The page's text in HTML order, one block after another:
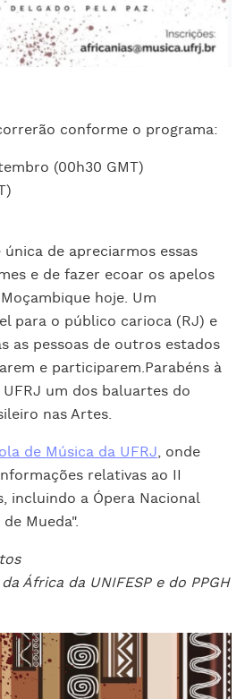
conforme o programa:
(00h30 GMT)
de apreciarmos essas
e de fazer ecoar os apelos
hoje. Um
para o público carioca (RJ) e
as pessoas de outros estados
e participarem.Parabéns à
um dos baluartes do
nas Artes.
de Música da UFRJ, onde
relativas ao II
incluindo a Ópera Nacional
Mueda".
África da UNIFESP e do PPGH